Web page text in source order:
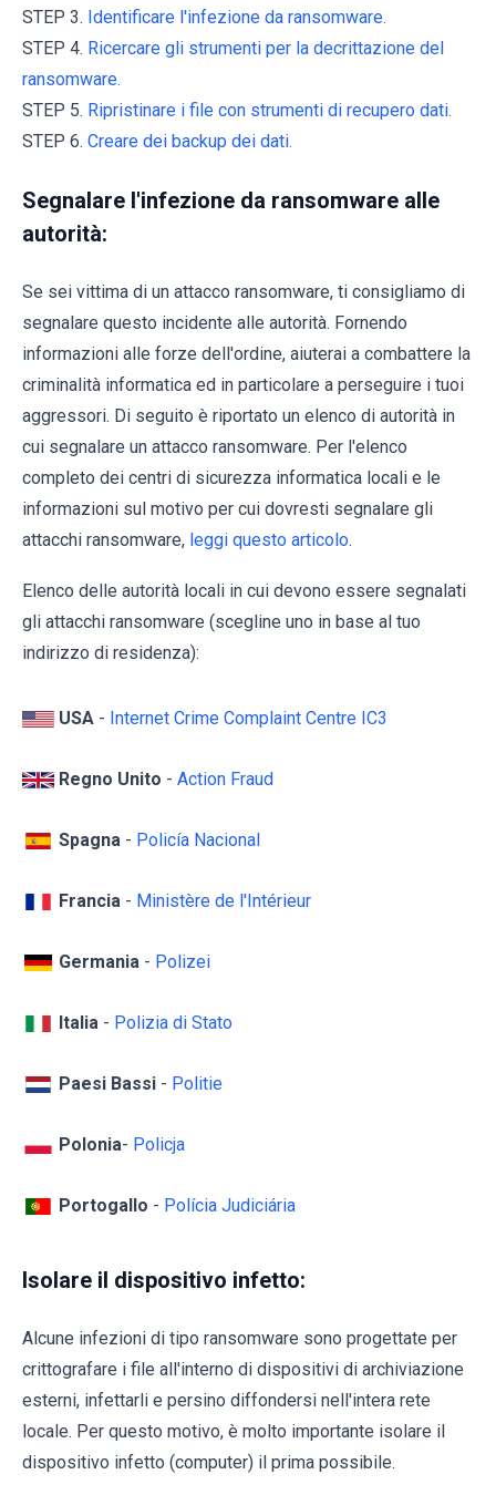
STEP 3. Identificare l'infezione da ransomware.
STEP 4. Ricercare gli strumenti per la decrittazione del
ransomware.
STEP 5. Ripristinare i file con strumenti di recupero dati.
STEP 6. Creare dei backup dei dati.
Segnalare l'infezione da ransomware alle
autorità:
Se sei vittima di un attacco ransomware, ti consigliamo di
segnalare questo incidente alle autorità. Fornendo
informazioni alle forze dell'ordine, aiuterai a combattere la
criminalità informatica ed in particolare a perseguire i tuoi
aggressori. Di seguito è riportato un elenco di autorità in
cui segnalare un attacco ransomware. Per l'elenco
completo dei centri di sicurezza informatica locali e le
informazioni sul motivo per cui dovresti segnalare gli
attacchi ransomware, leggi questo articolo.
Elenco delle autorità locali in cui devono essere segnalati
gli attacchi ransomware (scegline uno in base al tuo
indirizzo di residenza):
USA - Internet Crime Complaint Centre IC3
Regno Unito - Action Fraud
Spagna - Policía Nacional
Francia - Ministère de l'Intérieur
Germania - Polizei
Italia - Polizia di Stato
Paesi Bassi - Politie
Polonia- Policja
Portogallo - Polícia Judiciária
Isolare il dispositivo infetto:
Alcune infezioni di tipo ransomware sono progettate per
crittografare i file all'interno di dispositivi di archiviazione
esterni, infettarli e persino diffondersi nell'intera rete
locale. Per questo motivo, è molto importante isolare il
dispositivo infetto (computer) il prima possibile.